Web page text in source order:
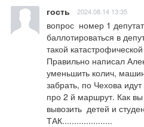
гость 2024.08.14 13:35
вопрос  номер 1
баллотироваться в
такой
Правильно написал
уменьшить колич,
забрать, по Чехова
про 2 й маршрут. Как
вывозить  детей и
ТАК.....................